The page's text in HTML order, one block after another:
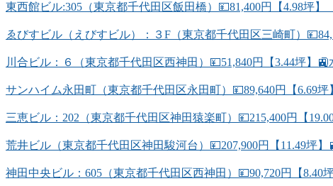
東西館ビル:305（東京都千代田区飯田橋）💴81,400円【4.98
ゑびすビル（えびすビル）：３F（東京都千代田区三崎町）
川合ビル：６（東京都千代田区西神田）💴51,840円【3.44坪】
サンハイム永田町（東京都千代田区永田町）💴89,640円【
三恵ビル：202（東京都千代田区神田猿楽町）💴215,400円【
荒井ビル（東京都千代田区神田駿河台）💴207,900円【11.49
神田中央ビル：605（東京都千代田区西神田）💴90,720円【